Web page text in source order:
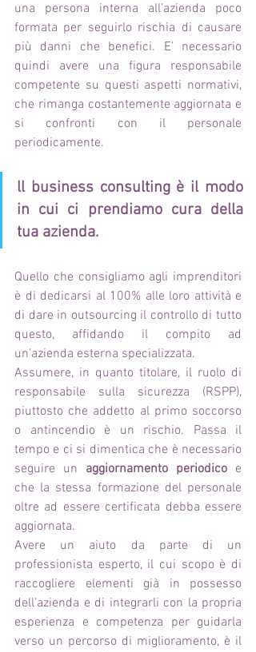
una persona interna all’azienda poco
formata per seguirlo rischia di causare
più danni che benefici. E’ necessario
quindi avere una figura responsabile
competente su questi aspetti normativi,
che rimanga costantemente aggiornata e
si confronti con il personale
periodicamente.
ll business consulting è il modo
in cui ci prendiamo cura della
tua azienda.
Quello che consigliamo agli imprenditori
è di dedicarsi al 100% alle loro attività e
di dare in outsourcing il controllo di tutto
questo, affidando il compito ad
un’azienda esterna specializzata.
Assumere, in quanto titolare, il ruolo di
responsabile sulla sicurezza (RSPP),
piuttosto che addetto al primo soccorso
o antincendio è un rischio. Passa il
tempo e ci si dimentica che è necessario
seguire un aggiornamento periodico e
che la stessa formazione del personale
oltre ad essere certificata debba essere
aggiornata.
Avere un aiuto da parte di un
professionista esperto, il cui scopo è di
raccogliere elementi già in possesso
dell’azienda e di integrarli con la propria
esperienza e competenza per guidarla
verso un percorso di miglioramento, è il